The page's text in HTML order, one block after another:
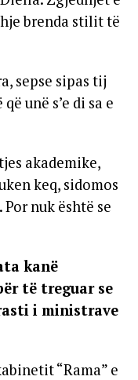
brenda stilit të
sepse sipas tij
unë s’e di sa e
akademike,
keq, sidomos
nuk është se
kanë
të treguar se
i ministrave
“Rama” e